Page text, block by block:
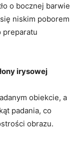
o bocznej barwie
niskim poborem
preparatu
irysowej
obiekcie, a
padania, co
obrazu.